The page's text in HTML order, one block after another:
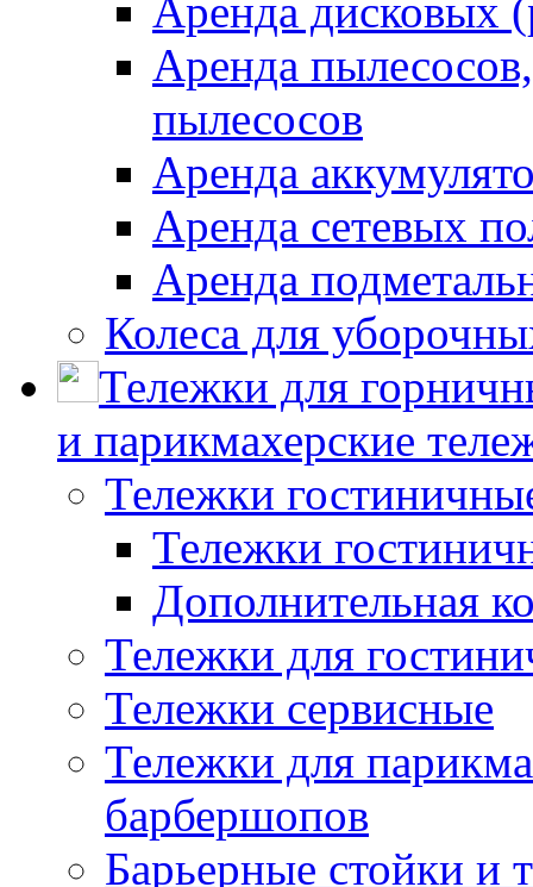
Аренда дисковых
Аренда
пылесосов
Аренда
Аренда сетевых
Аренда
Колеса для
Тележки для
и парикмахерские
Тележки
Тележки
Дополнительная
Тележки для
Тележки сервисные
Тележки для
барбершопов
Барьерные стойки и